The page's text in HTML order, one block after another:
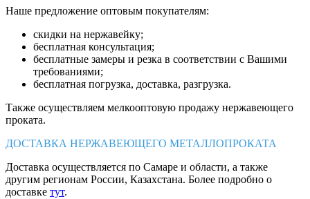
Наше предложение оптовым покупателям:
скидки на нержавейку;
бесплатная консультация;
бесплатные замеры и резка в соответствии с Вашими
требованиями;
бесплатная погрузка, доставка, разгрузка.
Также осуществляем мелкооптовую продажу нержавеющего
проката.
ДОСТАВКА НЕРЖАВЕЮЩЕГО МЕТАЛЛОПРОКАТА
Доставка осуществляется по Самаре и области, а также
другим регионам России, Казахстана. Более подробно о
доставке тут.